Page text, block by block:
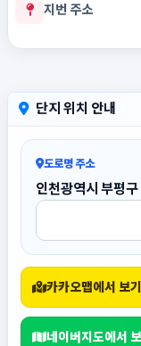
지번 주소
단지 위치 안내
도로명 주소
인천광역시 부평
카카오맵에서 보기
네이버지도에서 보